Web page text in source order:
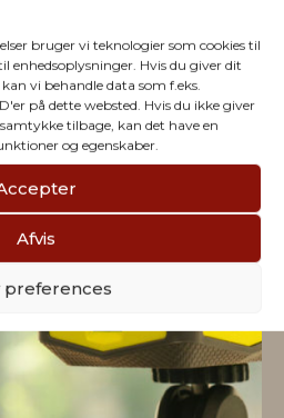
bruger vi teknologier som cookies til
enhedsoplysninger. Hvis du giver dit
vi behandle data som f.eks.
på dette websted. Hvis du ikke giver
tilbage, kan det have en
og egenskaber.
Afvis
preferences